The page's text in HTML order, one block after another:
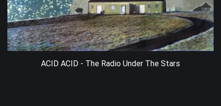
ACID ACID - The Radio Under The Stars